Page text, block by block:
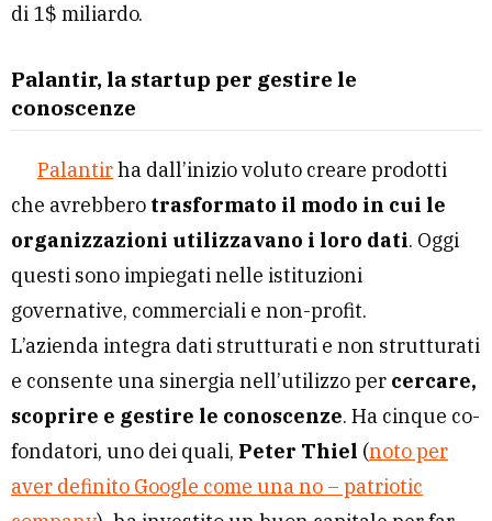
di 1$ miliardo.
Palantir, la startup per gestire le
conoscenze
Palantirha dall’inizio voluto creare prodotti
che avrebbero trasformato il modo in cui le
organizzazioni utilizzavano i loro dati. Oggi
questi sono impiegati nelle istituzioni
governative, commerciali e non-profit.
L’azienda integra dati strutturati e non strutturati
e consente una sinergia nell’utilizzo per cercare,
scoprire e gestire le conoscenze. Ha cinque co-
fondatori, uno dei quali, Peter Thiel (noto per
aver definito Google come una no – patriotic